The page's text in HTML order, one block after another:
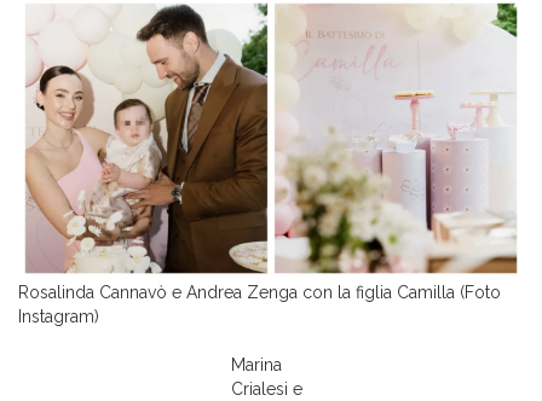
Rosalinda Cannavò e Andrea Zenga con la figlia Camilla (Foto
Instagram)
Marina
Crialesi e